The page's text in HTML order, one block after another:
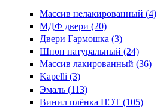
Массив нелакированный (4)
МДФ двери (20)
Двери Гармошка (3)
Шпон натуральный (24)
Массив лакированный (36)
Kapelli (3)
Эмаль (113)
Винил плёнка ПЭТ (105)